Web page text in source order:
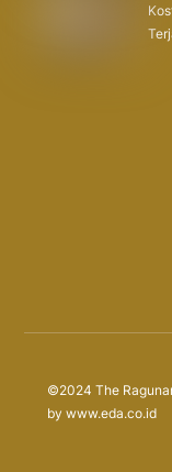
©2024 The
by www.eda.co.id